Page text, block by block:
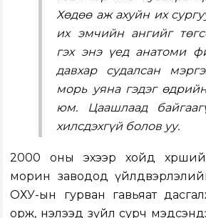
Хөдөө аж ахуйн их
их эмчийн ангийг
гэх энэ үед анатоми
давхар судалсан
морь уяна гэдэг
юм. Цаашлаад
хилсдэхгүй болов уу.
2000 оны эхээр хойд
морин заводод
ОХУ-ын гурван гавьяат
орж, нэлээд зүйл сурч